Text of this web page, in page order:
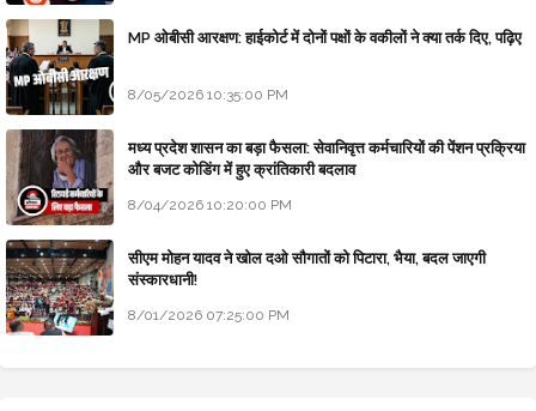
MP ओबीसी आरक्षण: हाईकोर्ट में दोनों पक्षों के वकीलों ने क्या तर्क दिए, पढ़िए
8/05/2026 10:35:00 PM
मध्य प्रदेश शासन का बड़ा फैसला: सेवानिवृत्त कर्मचारियों की पेंशन प्रक्रिया
और बजट कोडिंग में हुए क्रांतिकारी बदलाव
8/04/2026 10:20:00 PM
सीएम मोहन यादव ने खोल दओ सौगातों को पिटारा, भैया, बदल जाएगी
संस्कारधानी!
8/01/2026 07:25:00 PM